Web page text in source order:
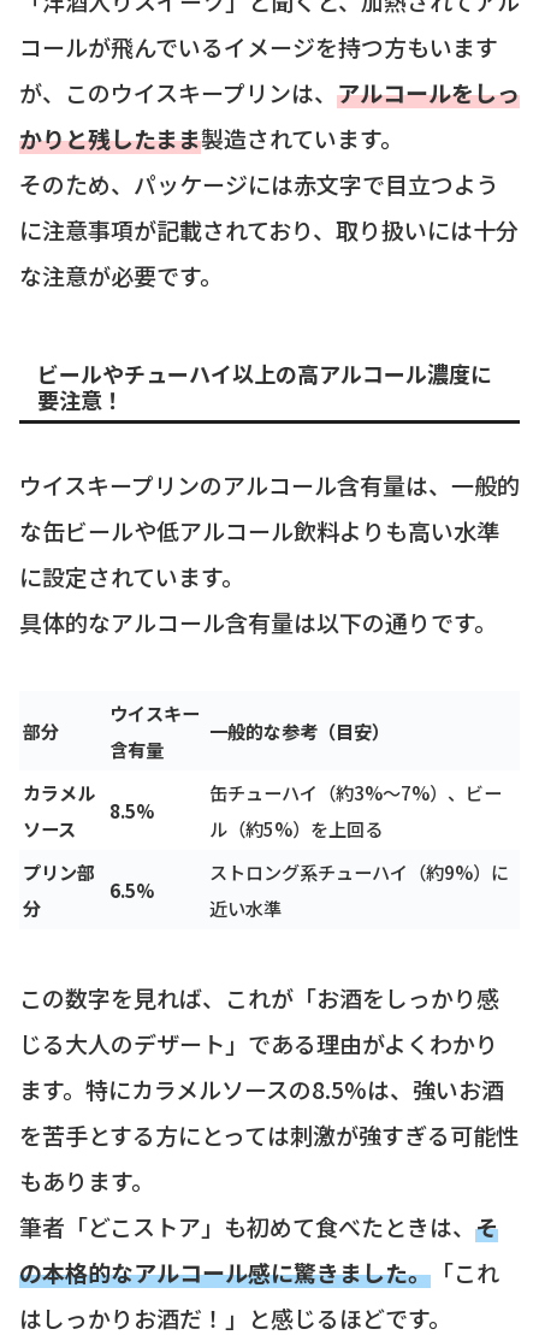
コールが飛んでいるイメージを持つ方もいます
が、このウイスキープリンは、 アルコールをしっ
かりと残したまま製造されています。
そのため、パッケージには赤文字で目立つよう
に注意事項が記載されており、取り扱いには十分
な注意が必要です。
ビールやチューハイ以上の高アルコール濃度に
要注意！
ウイスキープリンのアルコール含有量は、一般的
な缶ビールや低アルコール飲料よりも高い水準
に設定されています。
具体的なアルコール含有量は以下の通りです。
部分
ウイスキー
含有量
一般的な参考（目安）
カラメル
ソース
8.5%
缶チューハイ（約3%〜7%）、ビー
ル（約5%）を上回る
プリン部
分
6.5%
ストロング系チューハイ（約9%）に
近い水準
この数字を見れば、これが「お酒をしっかり感
じる大人のデザート」である理由がよくわかり
ます。特にカラメルソースの8.5%は、強いお酒
を苦手とする方にとっては刺激が強すぎる可能性
もあります。
筆者「どこストア」も初めて食べたときは、 そ
の本格的なアルコール感に驚きました。 「これ
はしっかりお酒だ！」と感じるほどです。